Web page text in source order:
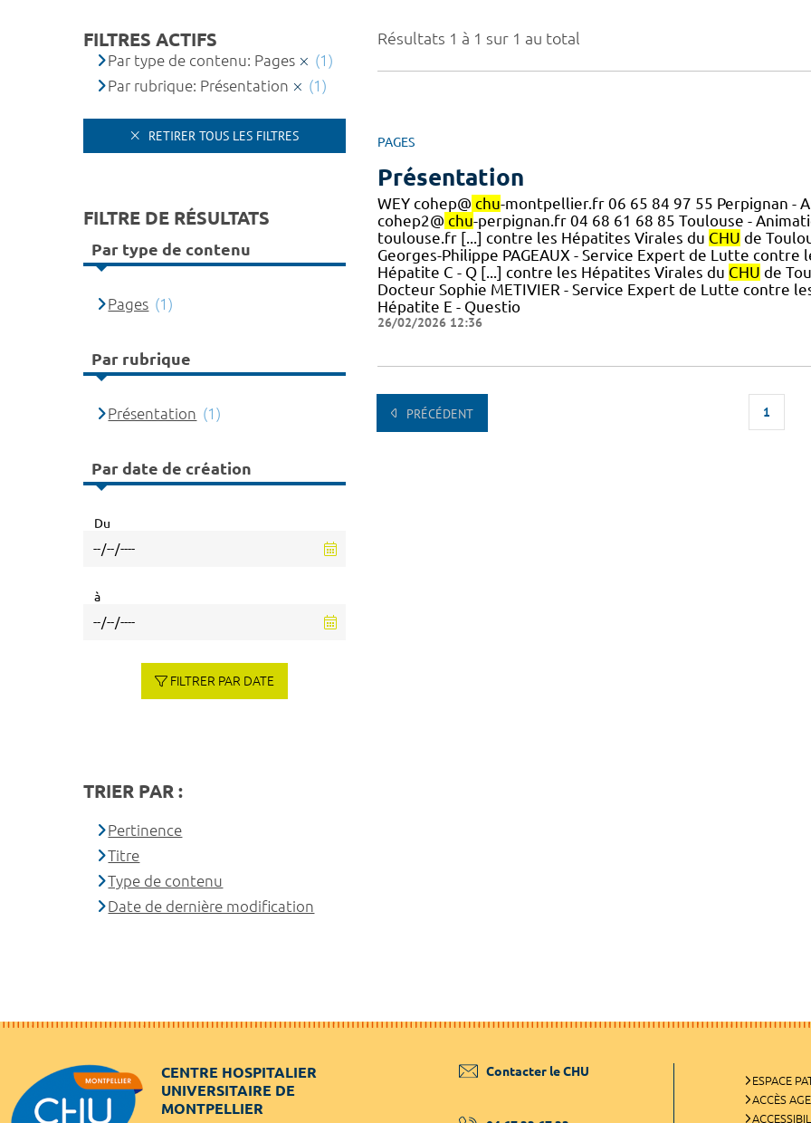
Résultats 1 à 1 sur 1 au total
PAGES
Présentation
WEY cohep@ chu-montpellier.fr 06 65 84 97 55 Perpignan -
cohep2@ chu-perpignan.fr 04 68 61 68 85 Toulouse -
toulouse.fr [...] contre les Hépatites Virales du CHU de
Georges-Philippe PAGEAUX - Service Expert de Lutte contre
Hépatite C - Q [...] contre les Hépatites Virales du CHU de
Docteur Sophie METIVIER - Service Expert de Lutte contre
Hépatite E - Questio
26/02/2026 12:36
PRÉCÉDENT 1
FILTRES ACTIFS
Par type de contenu: Pages
(1)
Par rubrique: Présentation
(1)
RETIRER TOUS LES FILTRES
FILTRE DE RÉSULTATS
Par type de contenu
Pages (1)
Par rubrique
Présentation (1)
Par date de création
Du
à
FILTRER PAR DATE
TRIER PAR :
Pertinence
Titre
Type de contenu
Date de dernière modification
CENTRE HOSPITALIER
UNIVERSITAIRE DE
MONTPELLIER
Contacter le CHU
ESPACE
ACCÈS